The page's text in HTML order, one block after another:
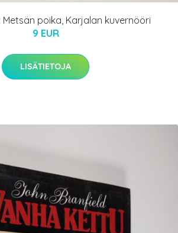
Metsän poika, Karjalan kuvernööri
9 EUR
LISÄTIETOJA